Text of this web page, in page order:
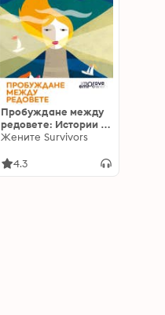
Пробуждане между
редовете: Истории за
силата вътре в нас
Жените Survivors
4.3